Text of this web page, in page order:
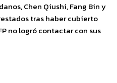
Chen Qiushi, Fang Bin y
tras haber cubierto
no logró contactar con sus